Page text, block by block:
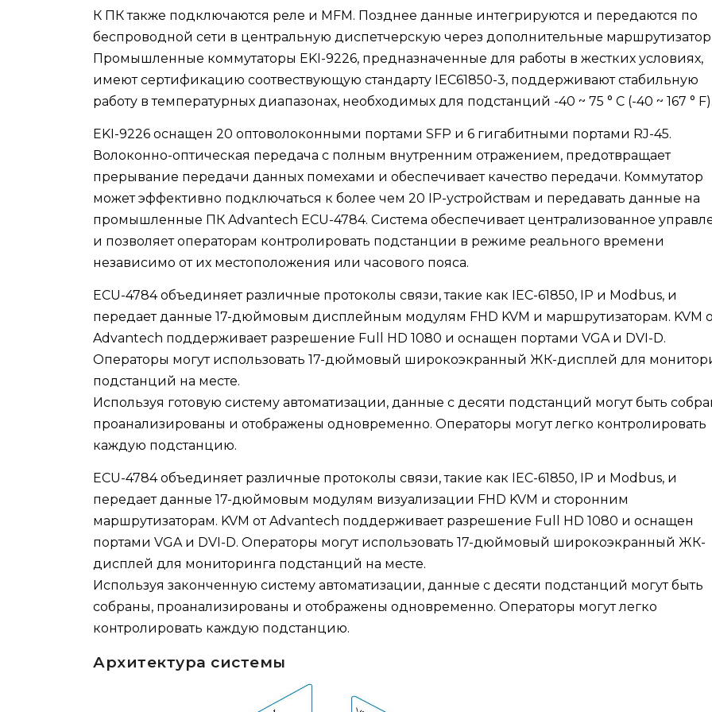
К ПК также подключаются реле и MFM. Позднее данные интегрируются и передаются по
беспроводной сети в центральную диспетчерскую через дополнительные
Промышленные коммутаторы EKI-9226, предназначенные для работы в жестких условиях,
имеют сертификацию соотвествующую стандарту IEC61850-3, поддерживают стабильную
работу в температурных диапазонах, необходимых для подстанций -40 ~ 75 ° C (-40 ~ 167 ° F).
EKI-9226 оснащен 20 оптоволоконными портами SFP и 6 гигабитными портами RJ-45.
Волоконно-оптическая передача с полным внутренним отражением, предотвращает
прерывание передачи данных помехами и обеспечивает качество передачи. Коммутатор
может эффективно подключаться к более чем 20 IP-устройствам и передавать данные на
промышленные ПК Advantech ECU-4784. Система обеспечивает централизованное
и позволяет операторам контролировать подстанции в режиме реального времени
независимо от их местоположения или часового пояса.
ECU-4784 объединяет различные протоколы связи, такие как IEC-61850, IP и Modbus, и
передает данные 17-дюймовым дисплейным модулям FHD KVM и маршрутизаторам. KVM
Advantech поддерживает разрешение Full HD 1080 и оснащен портами VGA и DVI-D.
Операторы могут использовать 17-дюймовый широкоэкранный ЖК-дисплей для
подстанций на месте.
Используя готовую систему автоматизации, данные с десяти подстанций могут быть
проанализированы и отображены одновременно. Операторы могут легко контролировать
каждую подстанцию.
ECU-4784 объединяет различные протоколы связи, такие как IEC-61850, IP и Modbus, и
передает данные 17-дюймовым модулям визуализации FHD KVM и сторонним
маршрутизаторам. KVM от Advantech поддерживает разрешение Full HD 1080 и оснащен
портами VGA и DVI-D. Операторы могут использовать 17-дюймовый широкоэкранный ЖК-
дисплей для мониторинга подстанций на месте.
Используя законченную систему автоматизации, данные с десяти подстанций могут быть
собраны, проанализированы и отображены одновременно. Операторы могут легко
контролировать каждую подстанцию.
Архитектура системы